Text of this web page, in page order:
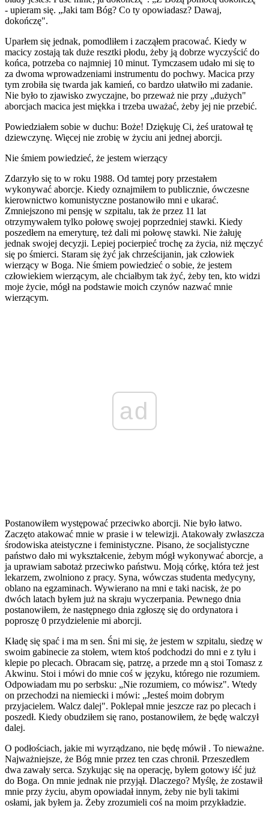
- upieram się. „Jaki tam Bóg? Co ty opowiadasz? Dawaj,
dokończę".
Uparłem się jednak, pomodliłem i zacząłem pracować. Kiedy w
macicy zostają tak duże resztki płodu, żeby ją dobrze wyczyścić do
końca, potrzeba co najmniej 10 minut. Tymczasem udało mi się to
za dwoma wprowadzeniami instrumentu do pochwy. Macica przy
tym zrobiła się twarda jak kamień, co bardzo ułatwiło mi zadanie.
Nie było to zjawisko zwyczajne, bo przeważ­ nie przy „dużych"
aborcjach macica jest miękka i trzeba uważać, żeby jej nie przebić.
Powiedziałem sobie w duchu: Boże! Dziękuję Ci, żeś uratował tę
dziewczynę. Więcej nie zrobię w życiu ani jednej aborcji.
Nie śmiem powiedzieć, że jestem wierzący
Zdarzyło się to w roku 1988. Od tamtej pory przestałem
wykonywać aborcje. Kiedy oznajmiłem to publicznie, ówczesne
kierownictwo komunistyczne postanowiło mni e ukarać.
Zmniejszono mi pensję w szpitalu, tak że przez 11 lat
otrzymywałem tylko połowę swojej poprzedniej stawki. Kiedy
poszedłem na emeryturę, też dali mi połowę stawki. Nie żałuję
jednak swojej decyzji. Lepiej pocierpieć trochę za życia, niż męczyć
się po śmierci. Staram się żyć jak chrześcijanin, jak człowiek
wierzący w Boga. Nie śmiem powiedzieć o sobie, że jestem
człowiekiem wierzącym, ale chciałbym tak żyć, żeby ten, kto widzi
moje życie, mógł na podstawie moich czynów nazwać mnie
wierzącym.
ad
Postanowiłem występować przeciwko aborcji. Nie było łatwo.
Zaczęto atakować mnie w prasie i w telewizji. Atakowały zwłaszcza
środowiska ateistyczne i feministyczne. Pisano, że socjalistyczne
państwo dało mi wykształcenie, żebym mógł wykonywać aborcje, a
ja uprawiam sabotaż przeciwko państwu. Moją córkę, która też jest
lekarzem, zwolniono z pracy. Syna, wówczas studenta medycyny,
oblano na egzaminach. Wywierano na mni e taki nacisk, że po
dwóch latach byłem już na skraju wyczerpania. Pewnego dnia
postanowiłem, że następnego dnia zgłoszę się do ordynatora i
poproszę 0 przydzielenie mi aborcji.
Kładę się spać i ma m sen. Śni mi się, że jestem w szpitalu, siedzę w
swoim gabinecie za stołem, wtem ktoś podchodzi do mni e z tyłu i
klepie po plecach. Obracam się, patrzę, a przede mn ą stoi Tomasz z
Akwinu. Stoi i mówi do mnie coś w języku, którego nie rozumiem.
Odpowiadam mu po serbsku: „Nie rozumiem, co mówisz". Wtedy
on przechodzi na niemiecki i mówi: „Jesteś moim dobrym
przyjacielem. Walcz dalej". Poklepał mnie jeszcze raz po plecach i
poszedł. Kiedy obudziłem się rano, postanowiłem, że będę walczył
dalej.
O podłościach, jakie mi wyrządzano, nie będę mówił . To nieważne.
Najważniejsze, że Bóg mnie przez ten czas chronił. Przeszedłem
dwa zawały serca. Szykując się na operację, byłem gotowy iść już
do Boga. On mnie jednak nie przyjął. Dlaczego? Myślę, że zostawił
mnie przy życiu, abym opowiadał innym, żeby nie byli takimi
osłami, jak byłem ja. Żeby zrozumieli coś na moim przykładzie.